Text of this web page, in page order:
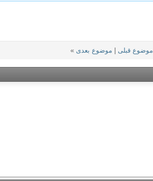
موضوع قبلی | موضوع بعدی »